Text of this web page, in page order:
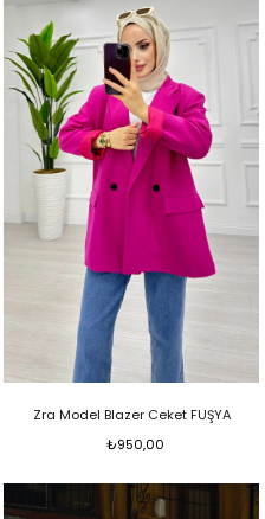
Zra Model Blazer Ceket FUŞYA
₺950,00